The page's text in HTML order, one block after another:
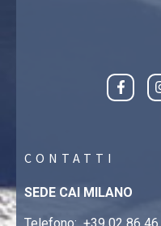
CONTATTI
SEDE CAI MILANO